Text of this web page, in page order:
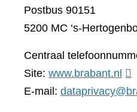
Postbus 90151
5200 MC ‘s-
Centraal
Site: www.brabant.nl
E-mail: